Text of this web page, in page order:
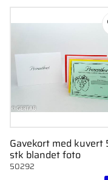
Gavekort med kuvert
stk blandet foto
50292